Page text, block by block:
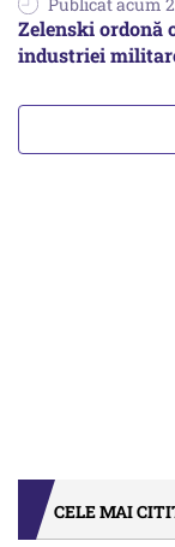
Publicat acum
Zelenski ordonă
industriei
CELE MAI